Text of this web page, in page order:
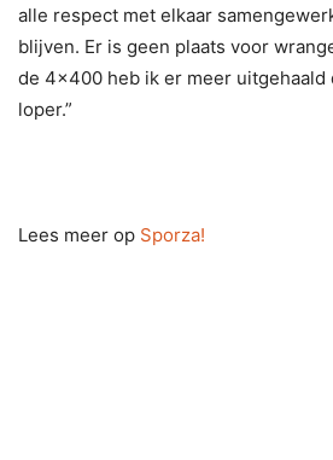
alle respect met elkaar
blijven. Er is geen plaats voor
de 4×400 heb ik er meer uitgehaald
loper.”
Lees meer op Sporza!